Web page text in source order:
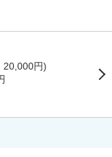
20,000円)